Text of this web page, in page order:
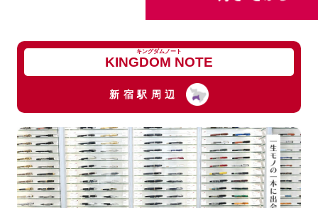
KINGDOM NOTE
キングダムノート
新宿駅周辺